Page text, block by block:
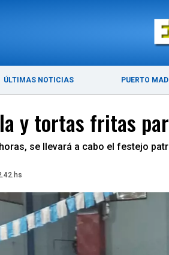
ÚLTIMAS NOTICIAS PUERTO
y tortas fritas
se llevará a cabo el festejo